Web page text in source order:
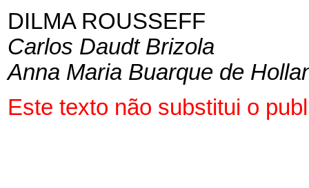
DILMA ROUSSEFF
Carlos Daudt Brizola
Anna Maria Buarque de
Este texto não substitui o